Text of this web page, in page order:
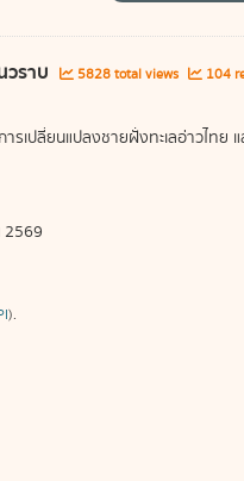
วราบ 5828 total views 104
รเปลี่ยนแปลงชายฝั่งทะเลอ่าวไท
).